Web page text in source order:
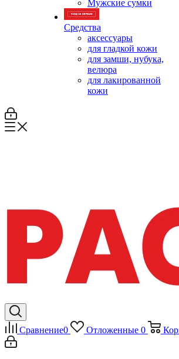
Мужские сумки
Средства
аксессуары
для гладкой кожи
для замши, нубука,
велюра
для лакированной
кожи
Сравнение0 Отложенные 0